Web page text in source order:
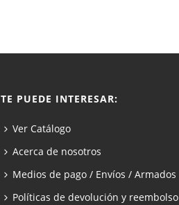
TE PUEDE INTERESAR:
Ver Catálogo
Acerca de nosotros
Medios de pago / Envíos / Armados
Políticas de devolución y reembolso